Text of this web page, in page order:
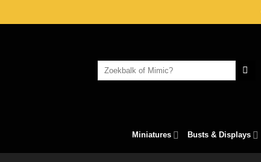
to
Search
Miniatures Busts & Displays